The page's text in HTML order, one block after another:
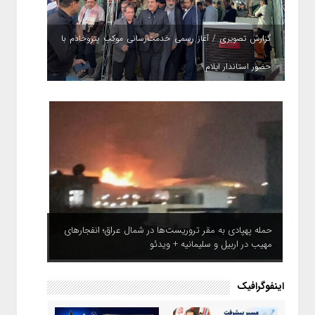
گزارش تصویری / آغاز رسمی خدمت‌رسانی موکب پتروخادم با
حضور استاندار ایلام
حمله پهپادی به مقر تروریست‌ها در شمال عراق؛ انفجارهای
مهیب در اربیل و سلیمانیه + ویدئو
اینفوگرافیک